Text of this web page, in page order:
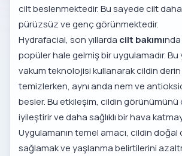
cilt beslenmektedir. Bu sayede cilt
pürüzsüz ve genç görünmektedir.
Hydrafacial, son yıllarda cilt bakımı
popüler hale gelmiş bir uygulamadır.
vakum teknolojisi kullanarak cildin derin
temizlerken, aynı anda nem ve
besler. Bu etkileşim, cildin
iyileştirir ve daha sağlıklı bir hava
Uygulamanın temel amacı, cildin doğal
sağlamak ve yaşlanma belirtilerini